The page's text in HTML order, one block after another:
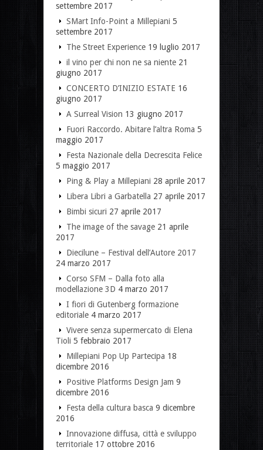
settembre 2017
SMart Info-Point a Millepiani 5
settembre 2017
The Street Experience 19 luglio 2017
il vino per chi non ne sa niente 21
giugno 2017
CONCERTO D’INIZIO ESTATE 16
giugno 2017
A Surreal Vision 13 giugno 2017
Fuori Raccordo. Abitare l’altra Roma 5
maggio 2017
Festa Nazionale della Decrescita Felice
5 maggio 2017
Ping & Play a Millepiani 28 aprile 2017
Libera Libri a Garbatella 27 aprile 2017
Bimbi sicuri 27 aprile 2017
The image of the savage 21 aprile
2017
Diecilune – Festival dell’Autore 2017
24 marzo 2017
Corso SFM – Dalla foto alla
modellazione 3D 4 marzo 2017
I fiori di Gutenberg formazione
editoriale 4 marzo 2017
Vivere senza supermercato di Elena
Tioli 5 febbraio 2017
Millepiani Pop Up Partecipa 18
dicembre 2016
Positive Platforms Design Jam 9
dicembre 2016
Festa della cultura basca 9 dicembre
2016
Innovazione diffusa, città e sviluppo
territoriale 17 ottobre 2016